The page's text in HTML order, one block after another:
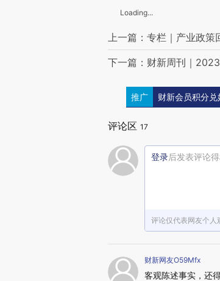
Loading...
上一篇：专栏｜产业政策
下一篇：财新周刊｜
推广 财新会员积分兑
评论区 17
登录后发表评论
评论仅代表网友个人
财新网友O59Mfx
客观陈述事实，还